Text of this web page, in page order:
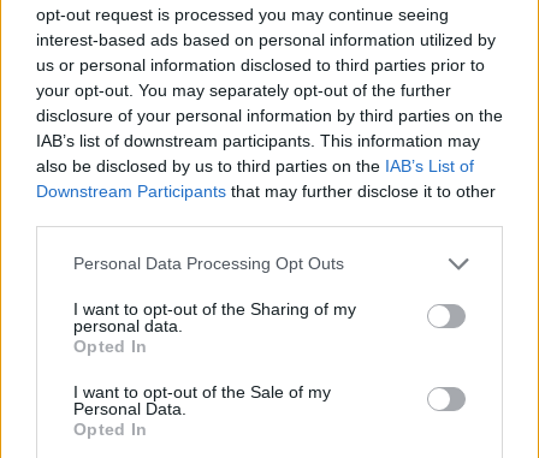
opt-out request is processed you may continue seeing
interest-based ads based on personal information utilized by
us or personal information disclosed to third parties prior to
your opt-out. You may separately opt-out of the further
disclosure of your personal information by third parties on the
IAB’s list of downstream participants. This information may
also be disclosed by us to third parties on the IAB’s List of
Downstream Participants that may further disclose it to other
Personal Data Processing Opt Outs
I want to opt-out of the Sharing of my
personal data.
Opted In
I want to opt-out of the Sale of my
Personal Data.
Opted In
Semáforos
7/08/2026